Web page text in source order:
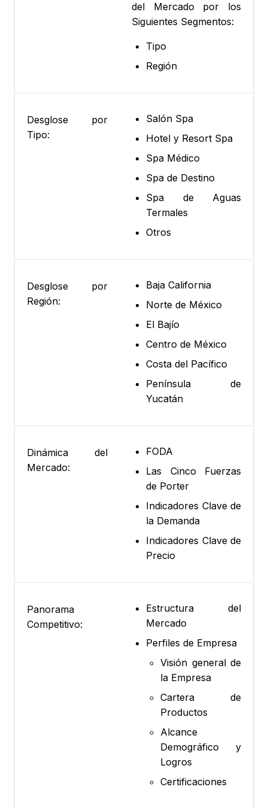
del Mercado por los
Siguientes Segmentos:
Tipo
Región
Desglose por
Tipo:
Salón Spa
Hotel y Resort Spa
Spa Médico
Spa de Destino
Spa de Aguas
Termales
Otros
Desglose por
Región:
Baja California
Norte de México
El Bajío
Centro de México
Costa del Pacífico
Península de
Yucatán
Dinámica del
Mercado:
FODA
Las Cinco Fuerzas
de Porter
Indicadores Clave de
la Demanda
Indicadores Clave de
Precio
Panorama
Competitivo:
Estructura del
Mercado
Perfiles de Empresa
Visión general de
la Empresa
Cartera de
Productos
Alcance
Demográfico y
Logros
Certificaciones